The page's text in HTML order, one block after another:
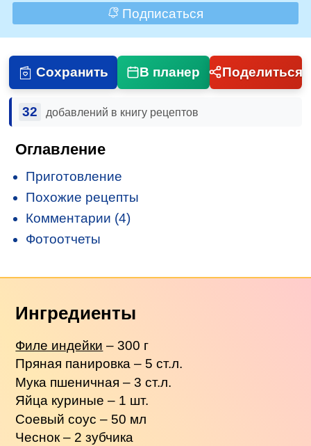
Подписаться
Сохранить В планер Поделиться
32 добавлений в книгу рецептов
Оглавление
Приготовление
Похожие рецепты
Комментарии (4)
Фотоотчеты
Ингредиенты
Филе индейки – 300 г
Пряная панировка – 5 ст.л.
Мука пшеничная – 3 ст.л.
Яйца куриные – 1 шт.
Соевый соус – 50 мл
Чеснок – 2 зубчика